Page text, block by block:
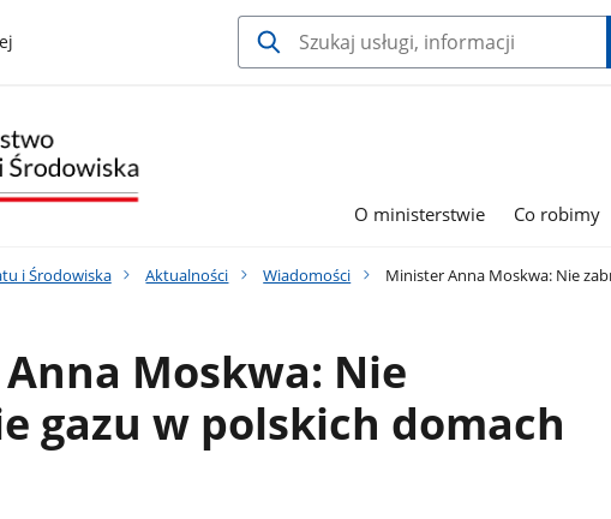
O ministerstwie Co robimy
i Środowiska Aktualności Wiadomości Minister Anna Moskwa: Nie
Moskwa: Nie
gazu w polskich domach